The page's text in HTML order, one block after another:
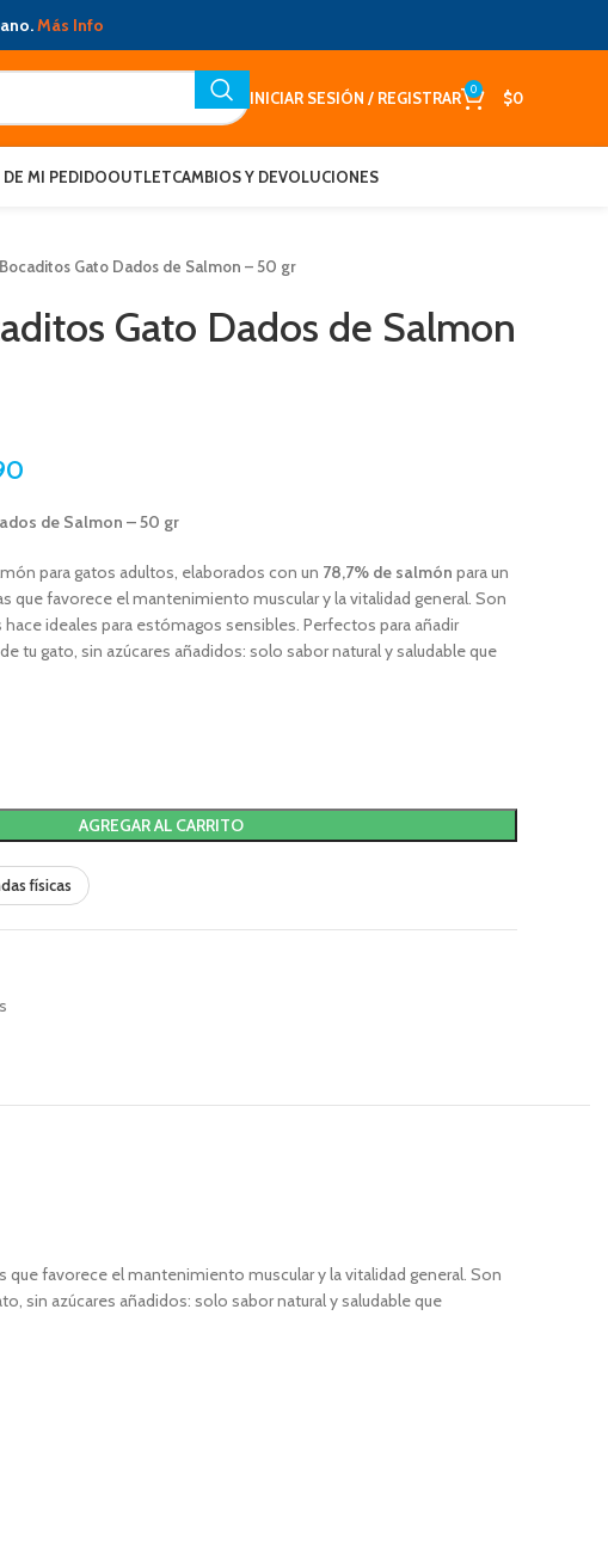
Más Info
INICIAR SESIÓN / REGISTRAR 0 $0
MI PEDIDOOUTLETCAMBIOS Y DEVOLUCIONES
Gato Dados de Salmon – 50 gr
Gato Dados de Salmon
de Salmon – 50 gr
para gatos adultos, elaborados con un 78,7% de salmón para un
que favorece el mantenimiento muscular y la vitalidad general. Son
ideales para estómagos sensibles. Perfectos para añadir
tu gato, sin azúcares añadidos: solo sabor natural y saludable que
AGREGAR AL CARRITO
físicas
favorece el mantenimiento muscular y la vitalidad general. Son
sin azúcares añadidos: solo sabor natural y saludable que